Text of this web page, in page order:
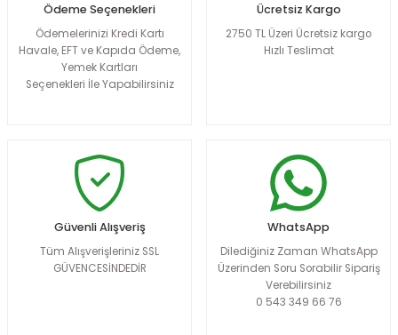
Ödeme Seçenekleri
Ödemelerinizi Kredi Kartı
Havale, EFT ve Kapıda Ödeme,
Yemek Kartları
Seçenekleri İle Yapabilirsiniz
Ücretsiz Kargo
2750 TL Üzeri Ücretsiz kargo
Hızlı Teslimat
Güvenli Alışveriş
Tüm Alışverişleriniz SSL
GÜVENCESİNDEDİR
WhatsApp
Dilediğiniz Zaman WhatsApp
Üzerinden Soru Sorabilir Sipariş
Verebilirsiniz
0 543 349 66 76